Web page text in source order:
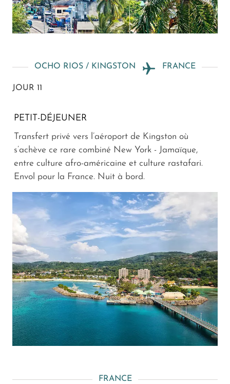
OCHO RIOS / KINGSTON FRANCE
JOUR 11
PETIT-DÉJEUNER
Transfert privé vers l’aéroport de Kingston où
s’achève ce rare combiné New York - Jamaïque,
entre culture afro-américaine et culture rastafari.
Envol pour la France. Nuit à bord.
FRANCE